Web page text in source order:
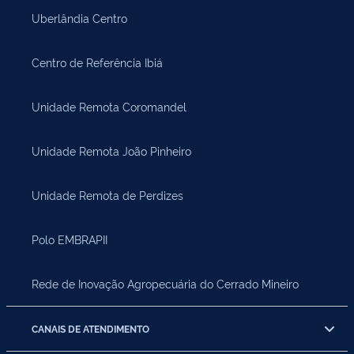
Uberlândia Centro
Centro de Referência Ibiá
Unidade Remota Coromandel
Unidade Remota João Pinheiro
Unidade Remota de Perdizes
Polo EMBRAPII
Rede de Inovação Agropecuária do Cerrado Mineiro
CANAIS DE ATENDIMENTO